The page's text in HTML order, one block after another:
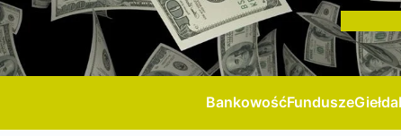
BankowośćFunduszeGiełda